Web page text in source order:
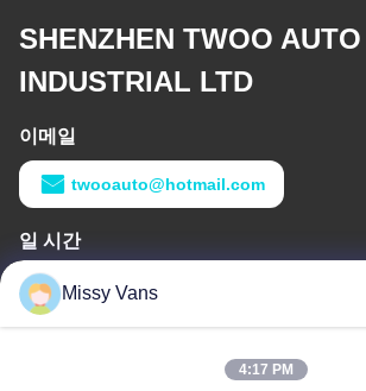
SHENZHEN TWOO AUTO
INDUSTRIAL LTD
이메일
twooauto@hotmail.com
일 시간
9:00-18:30
우리 주소
Missy Vans
4:17 PM